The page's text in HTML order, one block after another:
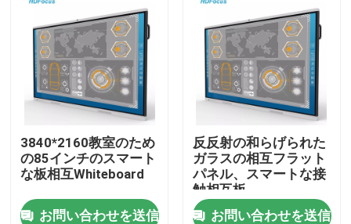
3840*2160教室のため
の85インチのスマート
な板相互Whiteboard
お問い合わせを送信
反反射の和らげられた
ガラスの相互フラット
パネル、スマートな接
触相互板
お問い合わせを送信